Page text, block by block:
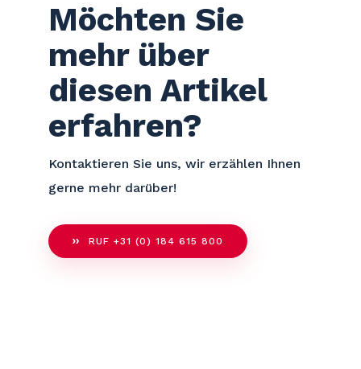
Möchten Sie
mehr über
diesen Artikel
erfahren?
Kontaktieren Sie uns, wir erzählen Ihnen
gerne mehr darüber!
RUF +31 (0) 184 615 800